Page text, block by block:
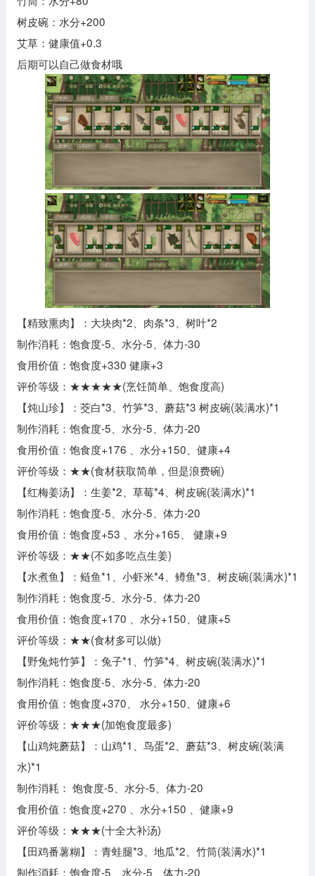
树皮碗：水分+200
艾草：健康值+0.3
后期可以自己做食材哦
【精致熏肉】：大块肉*2、肉条*3、树叶*2
制作消耗：饱食度-5、水分-5、体力-30
食用价值：饱食度+330 健康+3
评价等级：★★★★★(烹饪简单、饱食度高)
【炖山珍】：茭白*3、竹笋*3、蘑菇*3 树皮碗(装满水)*1
制作消耗：饱食度-5、水分-5、体力-20
食用价值：饱食度+176 、水分+150、健康+4
评价等级：★★(食材获取简单，但是浪费碗)
【红梅姜汤】：生姜*2、草莓*4、树皮碗(装满水)*1
制作消耗：饱食度-5、水分-5、体力-20
食用价值：饱食度+53 、水分+165、 健康+9
评价等级：★★(不如多吃点生姜)
【水煮鱼】：鲢鱼*1、小虾米*4、鳟鱼*3、树皮碗(装满水)*1
制作消耗：饱食度-5、水分-5、体力-20
食用价值：饱食度+170 、水分+150、健康+5
评价等级：★★(食材多可以做)
【野兔炖竹笋】：兔子*1、竹笋*4、树皮碗(装满水)*1
制作消耗：饱食度-5、水分-5、体力-20
食用价值：饱食度+370、 水分+150、健康+6
评价等级：★★★(加饱食度最多)
【山鸡炖蘑菇】：山鸡*1、鸟蛋*2、蘑菇*3、树皮碗(装满
水)*1
制作消耗： 饱食度-5、水分-5、体力-20
食用价值：饱食度+270 、水分+150 、健康+9
评价等级：★★★(十全大补汤)
【田鸡番薯糊】：青蛙腿*3、地瓜*2、竹筒(装满水)*1
制作消耗：饱食度-5、水分-5、体力-20